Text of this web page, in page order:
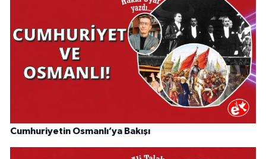
Cumhuriyetin Osmanlı’ya Bakışı